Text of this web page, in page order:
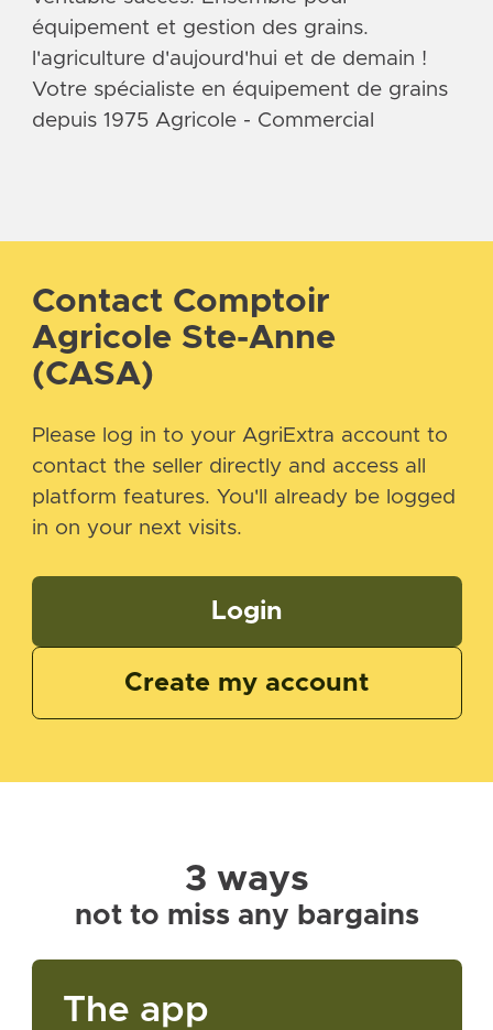
équipement et gestion des grains.
l'agriculture d'aujourd'hui et de demain !
Votre spécialiste en équipement de grains
depuis 1975 Agricole - Commercial
Contact Comptoir
Agricole Ste-Anne
(CASA)
Please log in to your AgriExtra account to
contact the seller directly and access all
platform features. You'll already be logged
in on your next visits.
Login
Create my account
3 ways
not to miss any bargains
The app